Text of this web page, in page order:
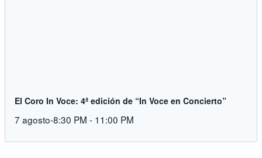
El Coro In Voce: 4ª edición de “In Voce en Concierto”
7 agosto-8:30 PM - 11:00 PM